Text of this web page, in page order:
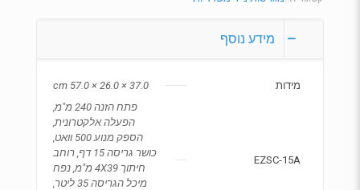
מידע נוסף
מידות 37.0 × 26.0 × 57.0 cm
EZSC-15A
פתח הזנה 240 מ"מ,
הפעלה אלקטרונית,
הספק מנוע 500 וואט,
כושר גריסה 15 דף, רוחב
חיתוך 4X39 מ"מ, נפח
מיכל הגריסה 35 ליטר,